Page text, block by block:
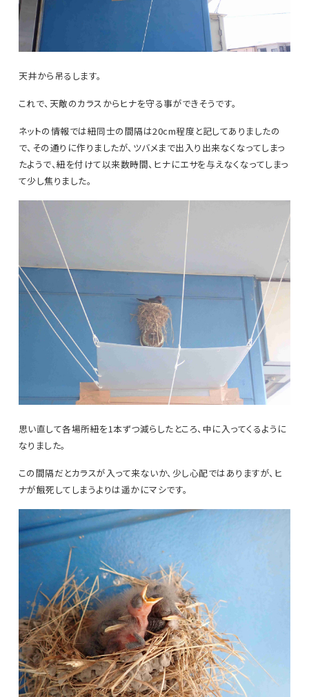
天井から吊るします。
これで、天敵のカラスからヒナを守る事ができそうです。
ネットの情報では紐同士の間隔は20cm程度と記してありましたの
で、その通りに作りましたが、ツバメまで出入り出来なくなってしまっ
たようで、紐を付けて以来数時間、ヒナにエサを与えなくなってしまっ
て少し焦りました。
思い直して各場所紐を1本ずつ減らしたところ、中に入ってくるように
なりました。
この間隔だとカラスが入って来ないか、少し心配ではありますが、ヒ
ナが餓死してしまうよりは遥かにマシです。